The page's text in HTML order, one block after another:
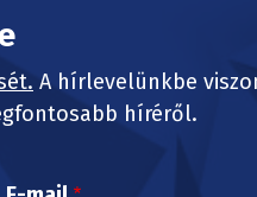
A hírlevelünkbe
híréről.